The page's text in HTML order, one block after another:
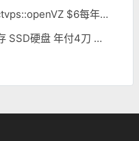
【便宜VPS】subnetlabs/impactvps::openVZ $6每年 256M内存 西雅图
【vps优惠】Virmach:: 128M内存 SSD硬盘 年付4刀 KVM